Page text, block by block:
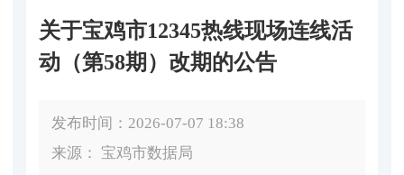
关于宝鸡市12345热线现场连线活
动（第58期）改期的公告
发布时间：2026-07-07 18:38
来源： 宝鸡市数据局